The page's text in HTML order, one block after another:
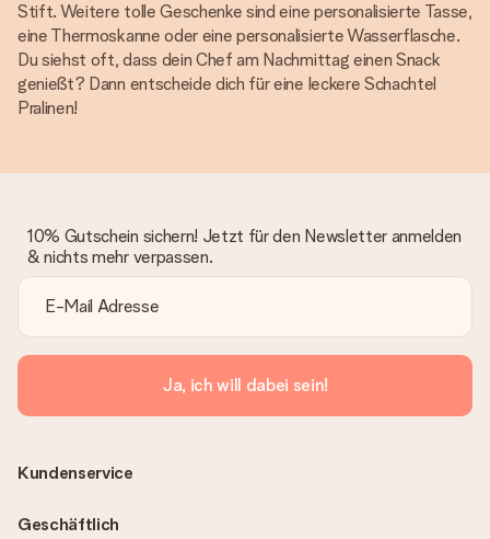
Stift. Weitere tolle Geschenke sind eine personalisierte Tasse,
eine Thermoskanne oder eine personalisierte Wasserflasche.
Du siehst oft, dass dein Chef am Nachmittag einen Snack
genießt? Dann entscheide dich für eine leckere Schachtel
Pralinen!
10% Gutschein sichern! Jetzt für den Newsletter anmelden
& nichts mehr verpassen.
Ja, ich will dabei sein!
Kundenservice
Geschäftlich